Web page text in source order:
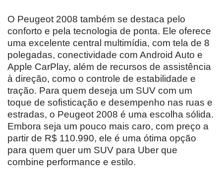
O Peugeot 2008 também se destaca pelo
conforto e pela tecnologia de ponta. Ele oferece
uma excelente central multimídia, com tela de 8
polegadas, conectividade com Android Auto e
Apple CarPlay, além de recursos de assistência
à direção, como o controle de estabilidade e
tração. Para quem deseja um SUV com um
toque de sofisticação e desempenho nas ruas e
estradas, o Peugeot 2008 é uma escolha sólida.
Embora seja um pouco mais caro, com preço a
partir de R$ 110.990, ele é uma ótima opção
para quem quer um SUV para Uber que
combine performance e estilo.